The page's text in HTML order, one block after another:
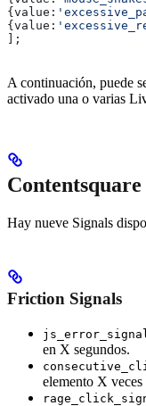
{ value:
{ value:
];
A continuación, puede
activado una o varias
Hay nueve Signals
Friction Signals
js_error_signal
en X segundos.
elemento X veces